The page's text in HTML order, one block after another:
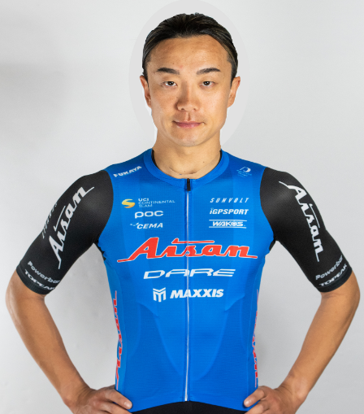
加盟・登録
エントリー
JBCF ROAD SERIESとは